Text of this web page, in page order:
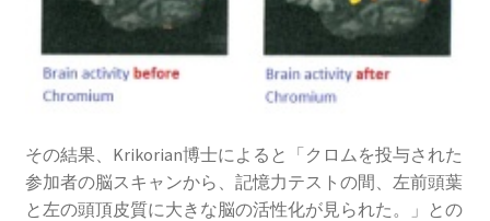
その結果、Krikorian博士によると「クロムを投与された
参加者の脳スキャンから、記憶力テストの間、左前頭葉
と左の頭頂皮質に大きな脳の活性化が見られた。」との